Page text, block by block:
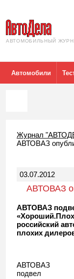
АВТОМОБИЛЬНЫЙ
Автомобили
Журнал
АВТОВАЗ
03.07.2012
АВТОВАЗ
дилерам
АВТОВАЗ
российский
плохих
АВТОВАЗ
подвел